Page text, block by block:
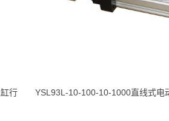
行
YSL93L-10-100-10-1000直线式电